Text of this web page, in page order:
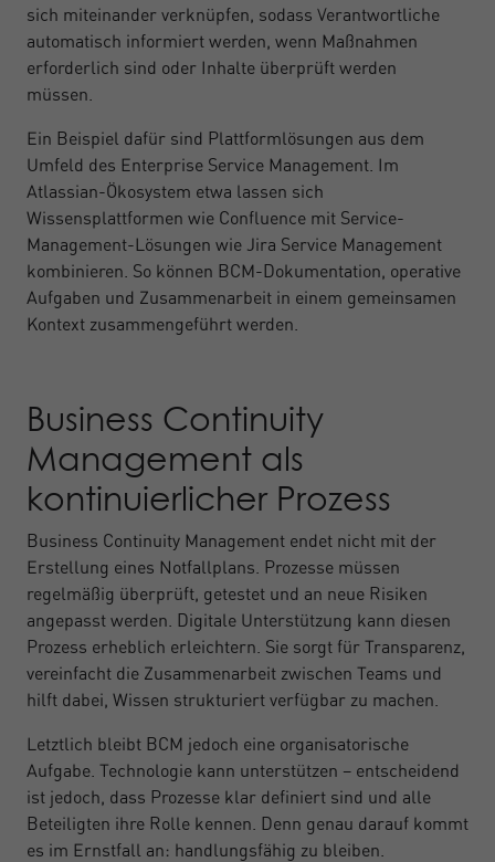
sich miteinander verknüpfen, sodass Verantwortliche
automatisch informiert werden, wenn Maßnahmen
erforderlich sind oder Inhalte überprüft werden
müssen.
Ein Beispiel dafür sind Plattformlösungen aus dem
Umfeld des Enterprise Service Management. Im
Atlassian-Ökosystem etwa lassen sich
Wissensplattformen wie Confluence mit Service-
Management-Lösungen wie Jira Service Management
kombinieren. So können BCM-Dokumentation, operative
Aufgaben und Zusammenarbeit in einem gemeinsamen
Kontext zusammengeführt werden.
Business Continuity
Management als
kontinuierlicher Prozess
Business Continuity Management endet nicht mit der
Erstellung eines Notfallplans. Prozesse müssen
regelmäßig überprüft, getestet und an neue Risiken
angepasst werden. Digitale Unterstützung kann diesen
Prozess erheblich erleichtern. Sie sorgt für Transparenz,
vereinfacht die Zusammenarbeit zwischen Teams und
hilft dabei, Wissen strukturiert verfügbar zu machen.
Letztlich bleibt BCM jedoch eine organisatorische
Aufgabe. Technologie kann unterstützen – entscheidend
ist jedoch, dass Prozesse klar definiert sind und alle
Beteiligten ihre Rolle kennen. Denn genau darauf kommt
es im Ernstfall an: handlungsfähig zu bleiben.